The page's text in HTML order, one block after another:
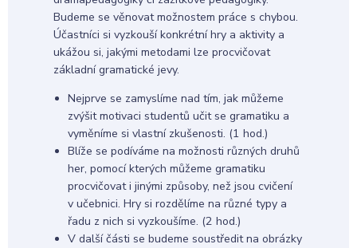
Budeme se věnovat možnostem práce s chybou.
Účastníci si vyzkouší konkrétní hry a aktivity a
ukážou si, jakými metodami lze procvičovat
základní gramatické jevy.
Nejprve se zamyslíme nad tím, jak můžeme
zvýšit motivaci studentů učit se gramatiku a
vyměníme si vlastní zkušenosti. (1 hod.)
Blíže se podíváme na možnosti různých druhů
her, pomocí kterých můžeme gramatiku
procvičovat i jinými způsoby, než jsou cvičení
v učebnici. Hry si rozdělíme na různé typy a
řadu z nich si vyzkoušíme. (2 hod.)
V další části se budeme soustředit na obrázky